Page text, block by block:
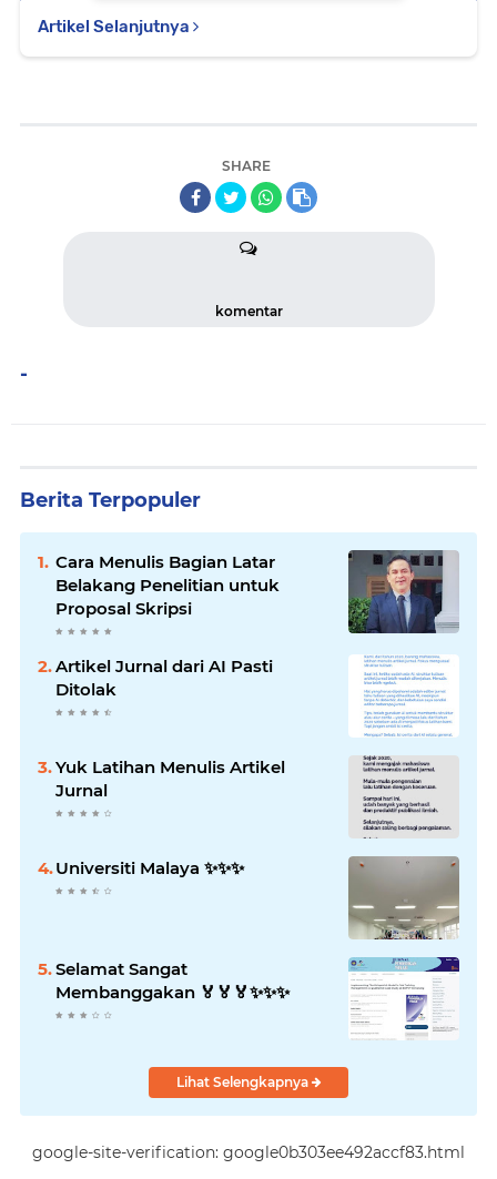
Artikel Selanjutnya
SHARE
komentar
-
Berita Terpopuler
Cara Menulis Bagian Latar
Belakang Penelitian untuk
Proposal Skripsi
Artikel Jurnal dari AI Pasti
Ditolak
Yuk Latihan Menulis Artikel
Jurnal
Universiti Malaya ✨️✨️✨️
Selamat Sangat
Membanggakan 🏅🏅🏅✨️✨️✨️
Lihat Selengkapnya
google-site-verification: google0b303ee492accf83.html